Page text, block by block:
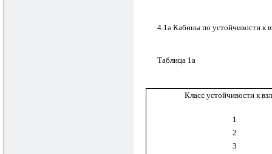
4.1а Кабины по устойчивости к
Таблица 1а
Класс устойчивости к
1
2
3